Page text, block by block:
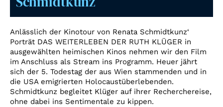
Account
Anlässlich der Kinotour von Renata Schmidtkunz‘
Porträt DAS WEITERLEBEN DER RUTH KLÜGER in
ausgewählten heimischen Kinos nehmen wir den Film
im Anschluss als Stream ins Programm. Heuer jährt
sich der 5. Todestag der aus Wien stammenden und in
die USA emigrierten Holocaustüberlebenden.
Schmidtkunz begleitet Klüger auf ihrer Recherchereise,
ohne dabei ins Sentimentale zu kippen.